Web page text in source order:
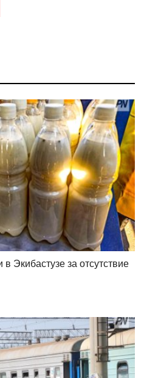
Экибастузе за отсутствие